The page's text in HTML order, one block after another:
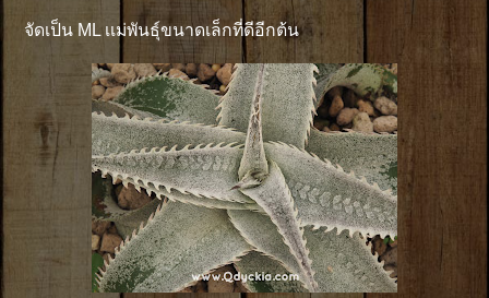
จัดเป็น ML เเม่พันธุ์ขนาดเล็กที่ดีอีกต้น